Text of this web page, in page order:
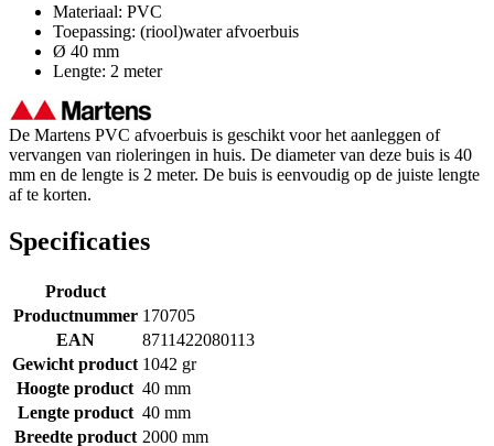
Materiaal: PVC
Toepassing: (riool)water afvoerbuis
Ø 40 mm
Lengte: 2 meter
De Martens PVC afvoerbuis is geschikt voor het aanleggen of
vervangen van rioleringen in huis. De diameter van deze buis is 40
mm en de lengte is 2 meter. De buis is eenvoudig op de juiste lengte
af te korten.
Specificaties
Product
Productnummer 170705
EAN
8711422080113
Gewicht product 1042 gr
Hoogte product 40 mm
Lengte product 40 mm
Breedte product 2000 mm